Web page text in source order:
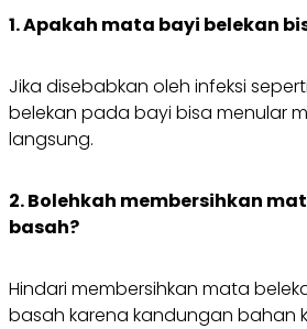
1. Apakah mata bayi belekan
Jika disebabkan oleh infeksi
belekan pada bayi bisa menular
langsung.
2. Bolehkah membersihkan
basah?
Hindari membersihkan mata
basah karena kandungan bahan